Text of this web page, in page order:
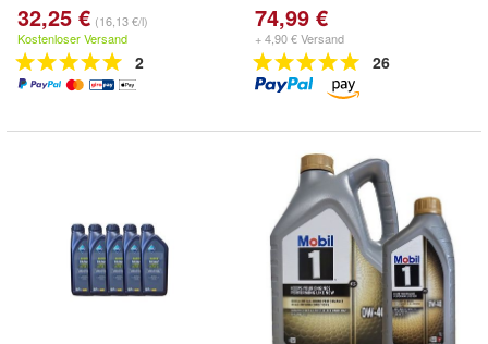
32,25 € (16,13 €/l)
Kostenloser Versand
2
74,99 €
+ 4,90 € Versand
26